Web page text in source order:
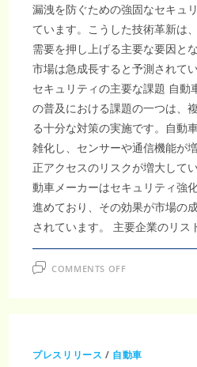
漏洩を防ぐための強固なセキュ
ています。こうした技術革新は
需要を押し上げる主要な要因と
市場は急成長すると予測されて
セキュリティの主要な課題 自動
の普及における課題の一つは、
る十分な対策の実施です。自動
雑化し、センサーや通信機能が
正アクセスのリスクが増大して
動車メーカーはセキュリティ強
進めており、その効果が市場の
されています。 主要企業のリス
COMMENTS OFFON
セ
キ
プレスリリース / 自動車